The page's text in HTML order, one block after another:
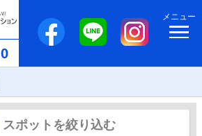
0
メニュー
スポットを絞り込む